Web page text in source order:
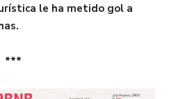
le ha metido gol a
***